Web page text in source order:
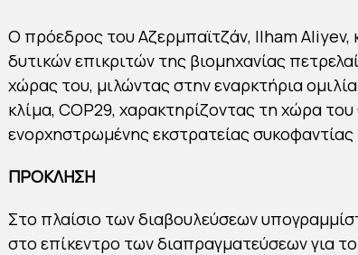
Ο πρόεδρος του Αζερμπαϊτζάν, Ilham Aliyev,
δυτικών επικριτών της βιομηχανίας
χώρας του, μιλώντας στην εναρκτήρια
κλίμα, COP29, χαρακτηρίζοντας τη χώρα
ενορχηστρωμένης εκστρατείας συκοφαντίας
ΠΡΟΚΛΗΣΗ
Στο πλαίσιο των διαβουλεύσεων
στο επίκεντρο των διαπραγματεύσεων για